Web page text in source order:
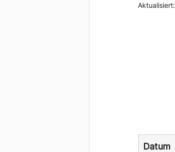
NewsletterAktualisiert:
Datum